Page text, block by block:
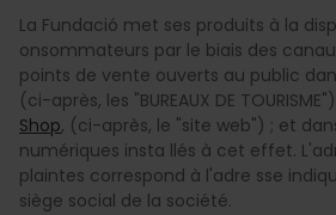
La Fundació met ses produits à la
onsommateurs par le biais des
points de vente ouverts au public
(ci-après, les "BUREAUX DE
Shop, (ci-après, le "site web") ; et
numériques insta llés à cet effet.
plaintes correspond à l'adre sse
siège social de la société.